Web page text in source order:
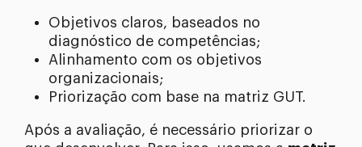
Objetivos claros, baseados no
diagnóstico de competências;
Alinhamento com os objetivos
organizacionais;
Priorização com base na matriz GUT.
Após a avaliação, é necessário priorizar o